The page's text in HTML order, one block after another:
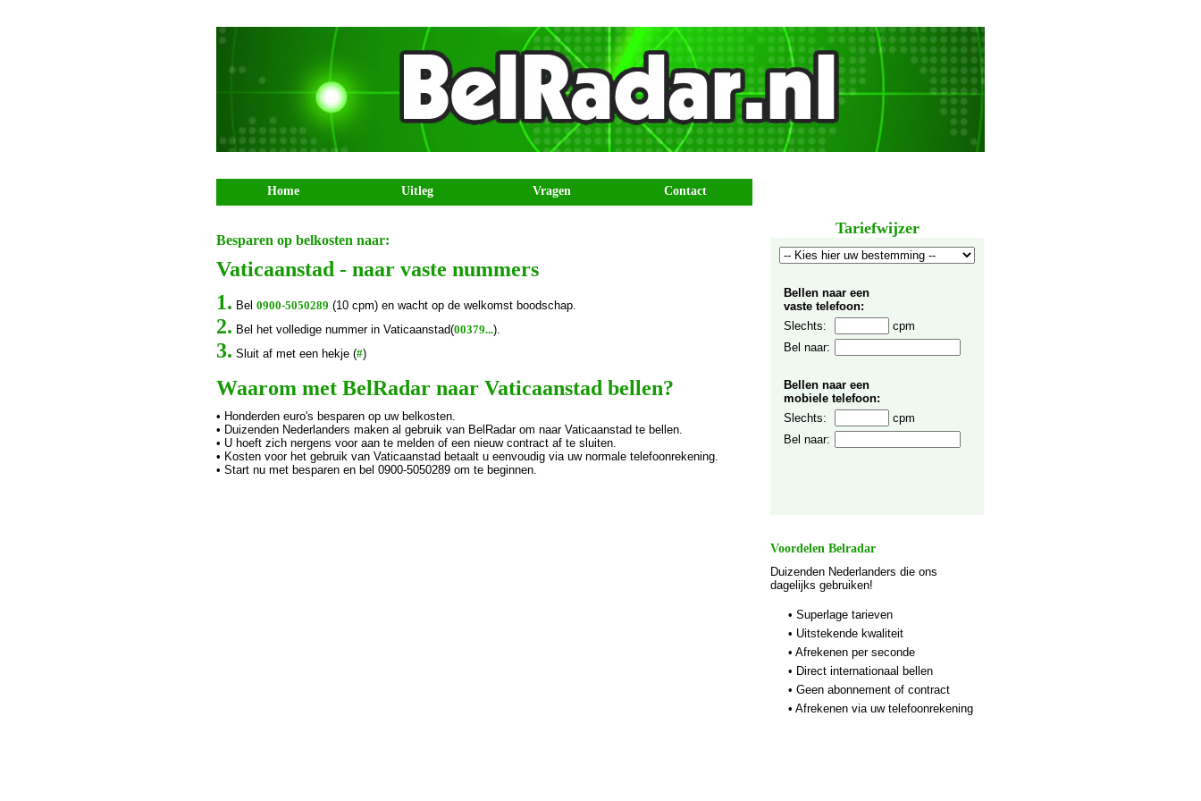
Home Uitleg Vragen Contact
Tariefwijzer
Bellen naar een
vaste telefoon:
Slechts:
cpm
Bel naar:
Bellen naar een
mobiele telefoon:
Slechts:
cpm
Bel naar:
Voordelen Belradar
Duizenden Nederlanders die ons
dagelijks gebruiken!
• Superlage tarieven
• Uitstekende kwaliteit
• Afrekenen per seconde
• Direct internationaal bellen
• Geen abonnement of contract
• Afrekenen via uw telefoonrekening
Besparen op belkosten naar:
Vaticaanstad - naar vaste nummers
1. Bel 0900-5050289 (10 cpm) en wacht op de welkomst boodschap.
2. Bel het volledige nummer in Vaticaanstad(00379...).
3. Sluit af met een hekje (#)
Waarom met BelRadar naar Vaticaanstad bellen?
• Honderden euro's besparen op uw belkosten.
• Duizenden Nederlanders maken al gebruik van BelRadar om naar Vaticaanstad te bellen.
• U hoeft zich nergens voor aan te melden of een nieuw contract af te sluiten.
• Kosten voor het gebruik van Vaticaanstad betaalt u eenvoudig via uw normale telefoonrekening.
• Start nu met besparen en bel 0900-5050289 om te beginnen.